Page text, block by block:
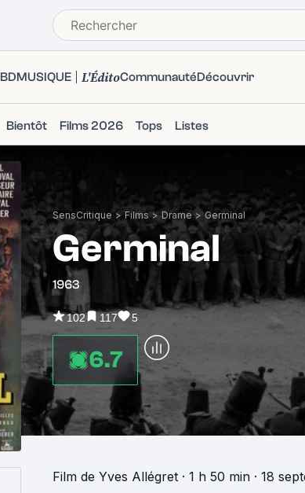
BDMUSIQUE L'ÉditoCommunautéDécouvrir
Bientôt Films 2026 Tops Listes
SensCritique > Films > Drame > Germinal
Germinal
1963
102 117 5
6.7
Film de Yves Allégret · 1 h 50 min · 18